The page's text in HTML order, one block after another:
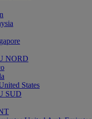
NORD
States
SUD